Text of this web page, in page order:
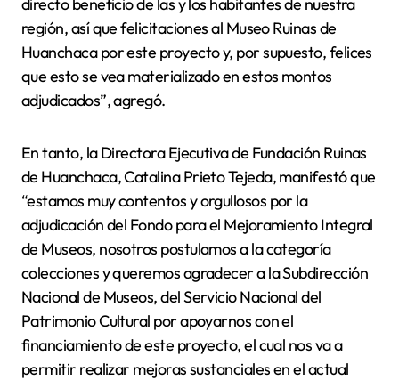
región, así que felicitaciones al Museo Ruinas de
Huanchaca por este proyecto y, por supuesto, felices
que esto se vea materializado en estos montos
adjudicados”, agregó.
En tanto, la Directora Ejecutiva de Fundación Ruinas
de Huanchaca, Catalina Prieto Tejeda, manifestó que
“estamos muy contentos y orgullosos por la
adjudicación del Fondo para el Mejoramiento Integral
de Museos, nosotros postulamos a la categoría
colecciones y queremos agradecer a la Subdirección
Nacional de Museos, del Servicio Nacional del
Patrimonio Cultural por apoyarnos con el
financiamiento de este proyecto, el cual nos va a
permitir realizar mejoras sustanciales en el actual